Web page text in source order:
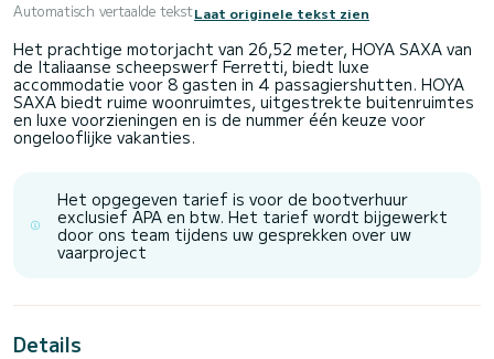
Automatisch vertaalde tekstLaat originele tekst zien
Het prachtige motorjacht van 26,52 meter, HOYA SAXA van
de Italiaanse scheepswerf Ferretti, biedt luxe
accommodatie voor 8 gasten in 4 passagiershutten. HOYA
SAXA biedt ruime woonruimtes, uitgestrekte buitenruimtes
en luxe voorzieningen en is de nummer één keuze voor
Het opgegeven tarief is voor de bootverhuur
exclusief APA en btw. Het tarief wordt bijgewerkt
door ons team tijdens uw gesprekken over uw
vaarproject
Details